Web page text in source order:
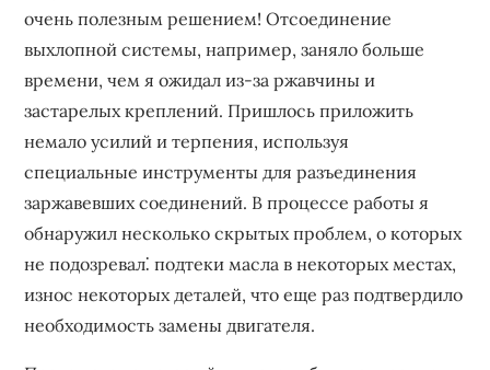
очень полезным решением! Отсоединение
выхлопной системы, например, заняло больше
времени, чем я ожидал из-за ржавчины и
застарелых креплений. Пришлось приложить
немало усилий и терпения, используя
специальные инструменты для разъединения
заржавевших соединений. В процессе работы я
обнаружил несколько скрытых проблем, о которых
не подозревал⁚ подтеки масла в некоторых местах,
износ некоторых деталей, что еще раз подтвердило
необходимость замены двигателя.